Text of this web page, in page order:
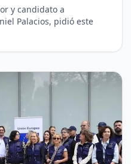
y candidato a
Palacios, pidió este